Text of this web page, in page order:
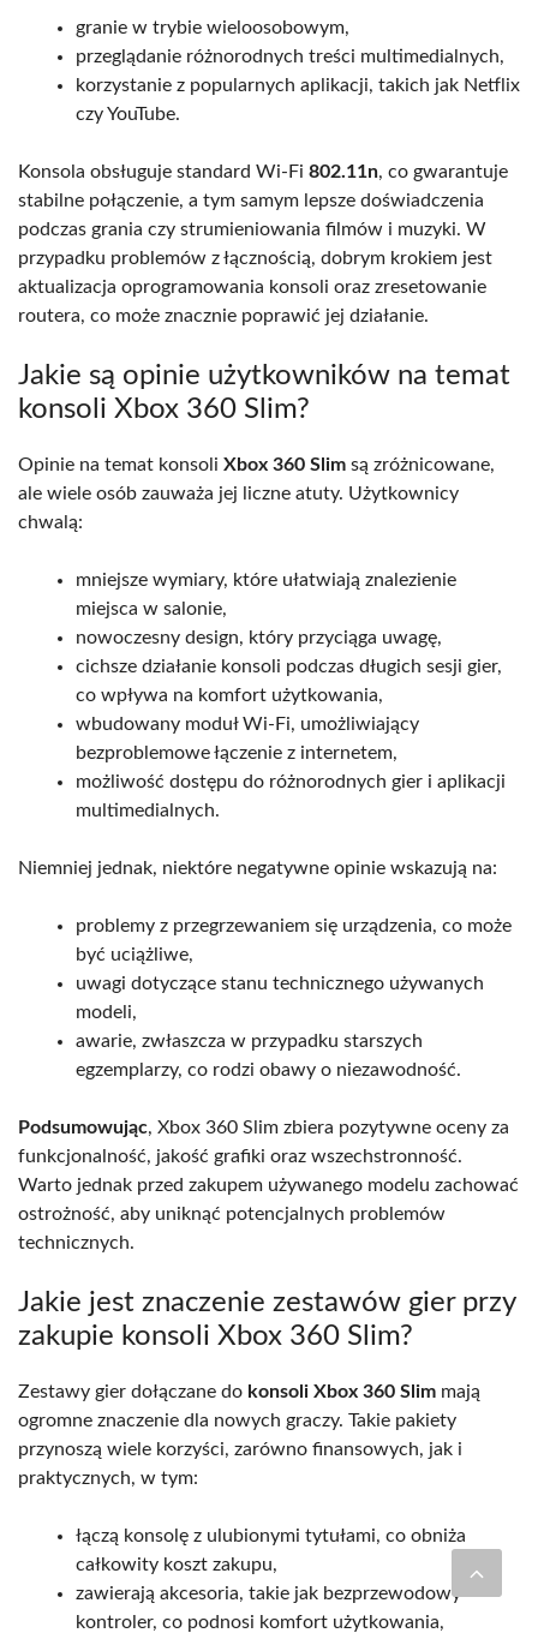
granie w trybie wieloosobowym,
przeglądanie różnorodnych treści multimedialnych,
korzystanie z popularnych aplikacji, takich jak Netflix
czy YouTube.
Konsola obsługuje standard Wi-Fi 802.11n, co gwarantuje
stabilne połączenie, a tym samym lepsze doświadczenia
podczas grania czy strumieniowania filmów i muzyki. W
przypadku problemów z łącznością, dobrym krokiem jest
aktualizacja oprogramowania konsoli oraz zresetowanie
routera, co może znacznie poprawić jej działanie.
Jakie są opinie użytkowników na temat
konsoli Xbox 360 Slim?
Opinie na temat konsoli Xbox 360 Slim są zróżnicowane,
ale wiele osób zauważa jej liczne atuty. Użytkownicy
chwalą:
mniejsze wymiary, które ułatwiają znalezienie
miejsca w salonie,
nowoczesny design, który przyciąga uwagę,
cichsze działanie konsoli podczas długich sesji gier,
co wpływa na komfort użytkowania,
wbudowany moduł Wi-Fi, umożliwiający
bezproblemowe łączenie z internetem,
możliwość dostępu do różnorodnych gier i aplikacji
multimedialnych.
Niemniej jednak, niektóre negatywne opinie wskazują na:
problemy z przegrzewaniem się urządzenia, co może
być uciążliwe,
uwagi dotyczące stanu technicznego używanych
modeli,
awarie, zwłaszcza w przypadku starszych
egzemplarzy, co rodzi obawy o niezawodność.
Podsumowując, Xbox 360 Slim zbiera pozytywne oceny za
funkcjonalność, jakość grafiki oraz wszechstronność.
Warto jednak przed zakupem używanego modelu zachować
ostrożność, aby uniknąć potencjalnych problemów
technicznych.
Jakie jest znaczenie zestawów gier przy
zakupie konsoli Xbox 360 Slim?
Zestawy gier dołączane do konsoli Xbox 360 Slim mają
ogromne znaczenie dla nowych graczy. Takie pakiety
przynoszą wiele korzyści, zarówno finansowych, jak i
praktycznych, w tym:
łączą konsolę z ulubionymi tytułami, co obniża
całkowity koszt zakupu,
zawierają akcesoria, takie jak bezprzewodowy
kontroler, co podnosi komfort użytkowania,